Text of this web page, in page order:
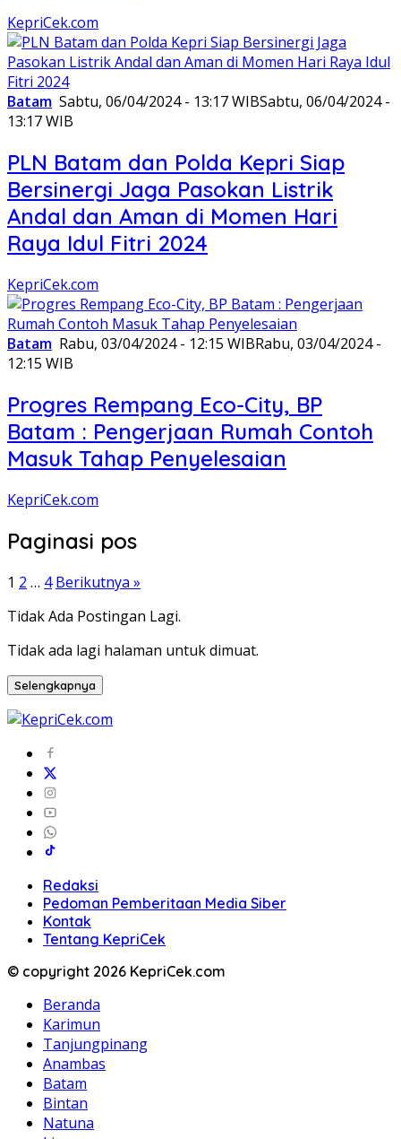
KepriCek.com
Batam Sabtu, 06/04/2024 - 13:17 WIBSabtu, 06/04/2024 -
13:17 WIB
PLN Batam dan Polda Kepri Siap
Bersinergi Jaga Pasokan Listrik
Andal dan Aman di Momen Hari
Raya Idul Fitri 2024
KepriCek.com
Batam Rabu, 03/04/2024 - 12:15 WIBRabu, 03/04/2024 -
12:15 WIB
Progres Rempang Eco-City, BP
Batam : Pengerjaan Rumah Contoh
Masuk Tahap Penyelesaian
KepriCek.com
Paginasi pos
1 2 … 4 Berikutnya »
Tidak Ada Postingan Lagi.
Tidak ada lagi halaman untuk dimuat.
Selengkapnya
Redaksi
Pedoman Pemberitaan Media Siber
Kontak
Tentang KepriCek
© copyright 2026 KepriCek.com
Beranda
Karimun
Tanjungpinang
Anambas
Batam
Bintan
Natuna